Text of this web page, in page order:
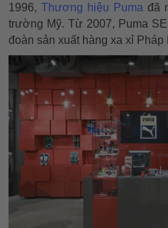
1996, Thương hiệu Puma đã
trường Mỹ. Từ 2007, Puma
đoàn sản xuất hàng xa xỉ Pháp